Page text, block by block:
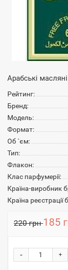
Арабські
Рейтинг:
Бренд:
Модель:
Формат:
Об `єм:
Тип:
Флакон:
Клас парфумерії:
Країна-виробник
Країна реєстрації
220 грн185
+
-